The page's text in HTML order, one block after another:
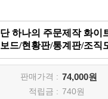
단 하나의 주문제작 화이
보드/현황판/통계판/조직
판매가격 : 74,000원
적립금 : 740원